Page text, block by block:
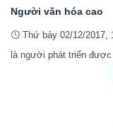
Người văn hóa cao
Thứ bảy 02/12/2017,
là người phát triển được